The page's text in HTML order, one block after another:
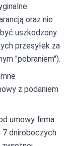
oraz nie
uszkodzony.
przesyłek za
"pobraniem").
z podaniem
umowy firma
7 dniroboczych